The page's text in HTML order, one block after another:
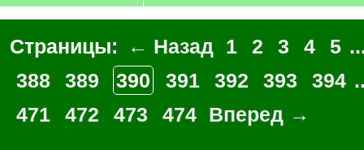
Страницы: ← Назад 1 2 3 4 5
388
389 390 391 392 393 394
471
472 473 474 Вперед →